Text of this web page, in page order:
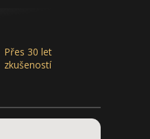
Přes 30 let
zkušeností